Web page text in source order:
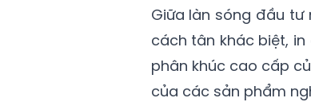
Giữa làn sóng đầu tư
cách tân khác biệt,
phân khúc cao cấp
của các sản phẩm